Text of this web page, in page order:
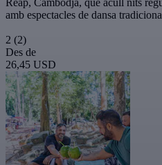
amb espectacles de dansa
2 (2)
Des de
26,45 USD